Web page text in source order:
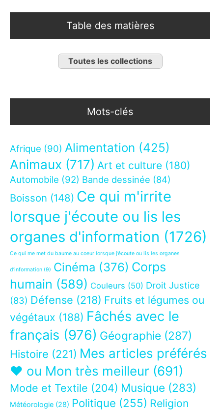
Table des matières
Toutes les collections
Mots-clés
Afrique (90) Alimentation (425)
Animaux (717) Art et culture (180)
Automobile (92) Bande dessinée (84)
Boisson (148) Ce qui m'irrite
lorsque j'écoute ou lis les
organes d'information (1726)
Ce qui me met du baume au coeur lorsque j’écoute ou lis les organes
d’information (9) Cinéma (376) Corps
humain (589) Couleurs (50) Droit Justice
(83) Défense (218) Fruits et légumes ou
végétaux (188) Fâchés avec le
français (976) Géographie (287)
Histoire (221) Mes articles préférés
❤ ou Mon très meilleur (691)
Mode et Textile (204) Musique (283)
Météorologie (28) Politique (255) Religion